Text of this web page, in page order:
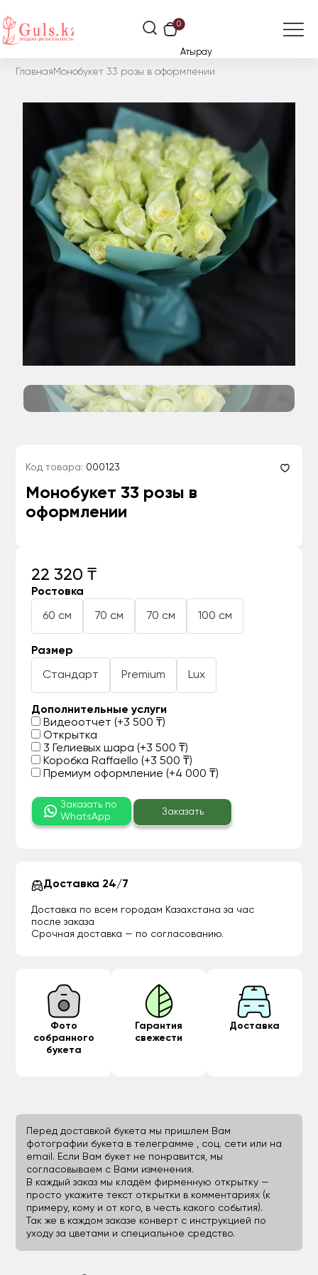
0
Атырау
Главная Монобукет 33 розы в оформлении
Код товара: 000123
Монобукет 33 розы в
оформлении
22 320 ₸
Ростовка
60 см 70 см 70 см 100 см
Размер
Стандарт Premium Lux
Дополнительные услуги
Видеоотчет (+3 500 ₸)
Открытка
3 Гелиевых шара (+3 500 ₸)
Коробка Raffaello (+3 500 ₸)
Премиум оформление (+4 000 ₸)
Заказать по
WhatsApp
Заказать
Доставка 24/7
Доставка по всем городам Казахстана за час
после заказа
Срочная доставка — по согласованию.
Фото
собранного
букета
Гарантия
свежести
Доставка
Перед доставкой букета мы пришлем Вам
фотографии букета в телеграмме , соц. сети или на
email. Если Вам букет не понравится, мы
согласовываем с Вами изменения.
В каждый заказ мы кладём фирменную открытку —
просто укажите текст открытки в комментариях (к
примеру, кому и от кого, в честь какого события).
Так же в каждом заказе конверт с инструкцией по
уходу за цветами и специальное средство.